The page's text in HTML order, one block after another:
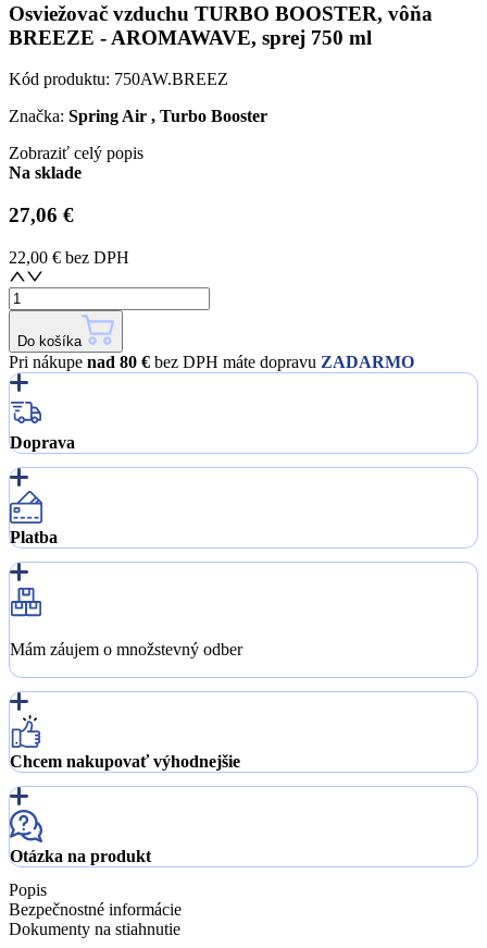
Osviežovač vzduchu TURBO BOOSTER, vôňa
BREEZE - AROMAWAVE, sprej 750 ml
Kód produktu: 750AW.BREEZ
Značka: Spring Air , Turbo Booster
Zobraziť celý popis
Na sklade
27,06 €
22,00 € bez DPH
Do košíka
Pri nákupe nad 80 € bez DPH máte dopravu ZADARMO
Doprava
Platba
Mám záujem o množstevný odber
Chcem nakupovať výhodnejšie
Otázka na produkt
Popis
Bezpečnostné informácie
Dokumenty na stiahnutie